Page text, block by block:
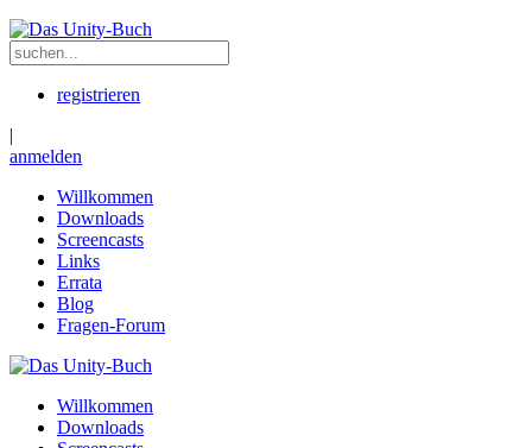
registrieren
|
anmelden
Willkommen
Downloads
Screencasts
Links
Errata
Blog
Fragen-Forum
Willkommen
Downloads